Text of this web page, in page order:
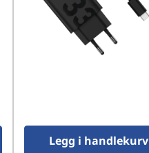
Legg i handlekurv